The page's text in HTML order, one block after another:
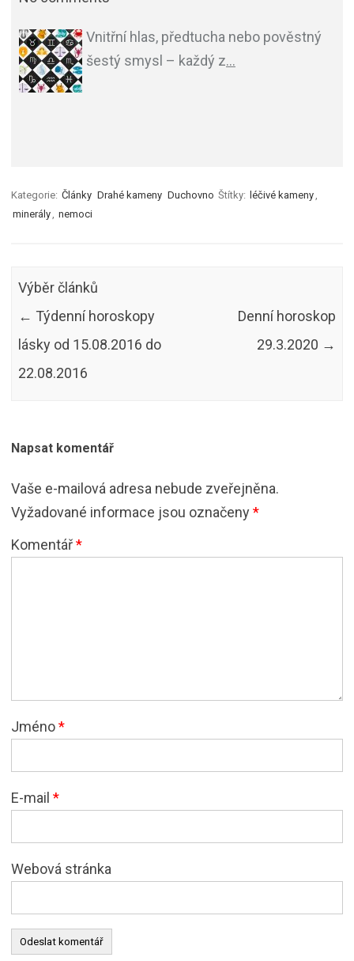
Vnitřní hlas, předtucha nebo pověstný
šestý smysl – každý z…
Kategorie: Články Drahé kameny Duchovno Štítky: léčivé kameny
minerály
nemoci
Výběr článků
← Týdenní horoskopy
lásky od 15.08.2016 do
22.08.2016
Denní horoskop
29.3.2020 →
Napsat komentář
Vaše e-mailová adresa nebude zveřejněna.
Vyžadované informace jsou označeny*
Komentář*
Jméno*
E-mail *
Webová stránka